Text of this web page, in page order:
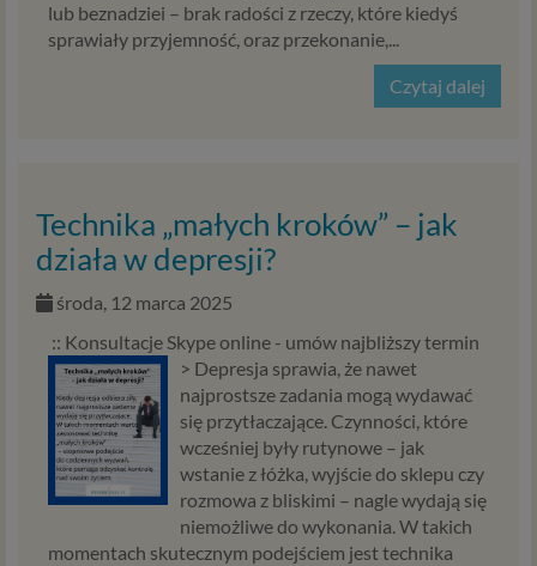
lub beznadziei – brak radości z rzeczy, które kiedyś
sprawiały przyjemność, oraz przekonanie,...
Czytaj dalej
Technika „małych kroków” – jak
działa w depresji?
środa, 12 marca 2025
:: Konsultacje Skype online - umów najbliższy termin
> Depresja sprawia, że nawet
najprostsze zadania mogą wydawać
się przytłaczające. Czynności, które
wcześniej były rutynowe – jak
wstanie z łóżka, wyjście do sklepu czy
rozmowa z bliskimi – nagle wydają się
niemożliwe do wykonania. W takich
momentach skutecznym podejściem jest technika